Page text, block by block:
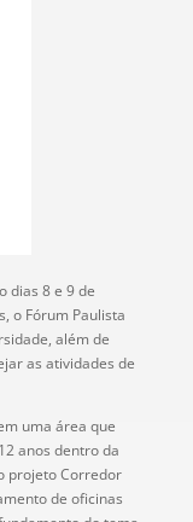
dias 8 e 9 de
o Fórum Paulista
além de
as atividades de
uma área que
anos dentro da
projeto Corredor
de oficinas